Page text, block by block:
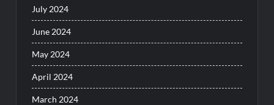
July 2024
June 2024
May 2024
April 2024
March 2024